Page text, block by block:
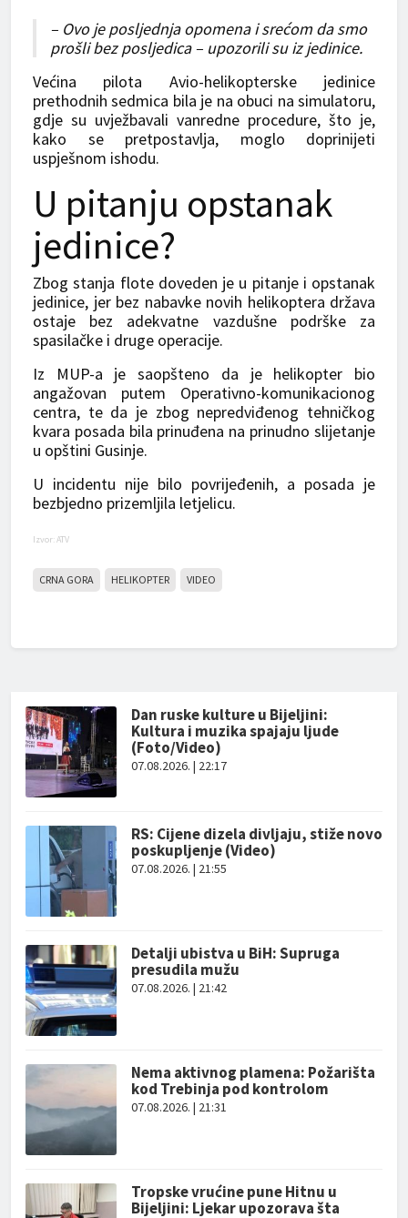
– Ovo je posljednja opomena i srećom da smo
prošli bez posljedica – upozorili su iz jedinice.
Većina pilota Avio-helikopterske jedinice
prethodnih sedmica bila je na obuci na simulatoru,
gd‌je su uvježbavali vanredne procedure, što je,
kako se pretpostavlja, moglo doprinijeti
uspješnom ishodu.
U pitanju opstanak
jedinice?
Zbog stanja flote doveden je u pitanje i opstanak
jedinice, jer bez nabavke novih helikoptera država
ostaje bez adekvatne vazdušne podrške za
spasilačke i druge operacije.
Iz MUP-a je saopšteno da je helikopter bio
angažovan putem Operativno-komunikacionog
centra, te da je zbog nepredviđenog tehničkog
kvara posada bila prinuđena na prinudno slijetanje
u opštini Gusinje.
U incidentu nije bilo povrijeđenih, a posada je
bezbjedno prizemljila letjelicu.
Izvor: ATV
CRNA GORA HELIKOPTER VIDEO
Dan ruske kulture u Bijeljini:
Kultura i muzika spajaju ljude
(Foto/Video)
07.08.2026. | 22:17
RS: Cijene dizela divljaju, stiže novo
poskupljenje (Video)
07.08.2026. | 21:55
Detalji ubistva u BiH: Supruga
presudila mužu
07.08.2026. | 21:42
Nema aktivnog plamena: Požarišta
kod Trebinja pod kontrolom
07.08.2026. | 21:31
Tropske vrućine pune Hitnu u
Bijeljini: Ljekar upozorava šta